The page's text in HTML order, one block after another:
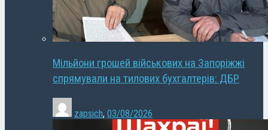
Мільйони грошей військових на Запоріжжі
спрямували на тилових бухгалтерів: ДБР
zapsich, 03/08/2026